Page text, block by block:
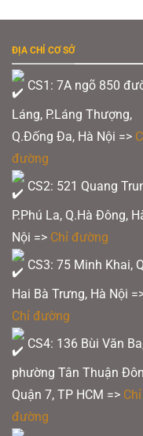
ĐỊA CHỈ CƠ SỞ
CS1: 7A ngõ 850
Láng, P.Láng Thượng,
Q.Đống Đa, Hà Nội =>
đường
CS2: 521 Quang
P.Phú La, Q.Hà Đông,
Nội => Chỉ đường
CS3: 75 Minh Khai,
Hai Bà Trưng, Hà Nội
Chỉ đường
CS4: 136 Bùi Văn
phường Tân Thuận
Quận 7, TP HCM => Chỉ
đường